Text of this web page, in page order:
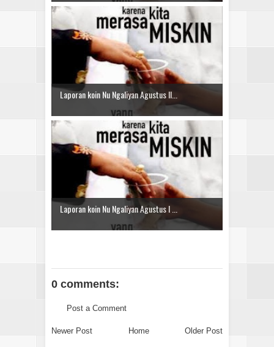
Laporan koin Nu Ngaliyan Agustus II...
Laporan koin Nu Ngaliyan Agustus I ...
0 comments:
Post a Comment
Newer Post Older Post
Home